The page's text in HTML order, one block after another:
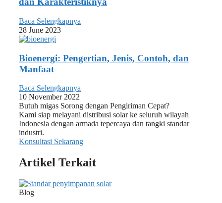
Baca Selengkapnya
28 June 2023
Bioenergi: Pengertian, Jenis, Contoh, dan
Manfaat
Baca Selengkapnya
10 November 2022
Butuh migas Sorong dengan Pengiriman Cepat?
Kami siap melayani distribusi solar ke seluruh wilayah
Indonesia dengan armada tepercaya dan tangki standar
industri.
Konsultasi Sekarang
Artikel Terkait
Blog